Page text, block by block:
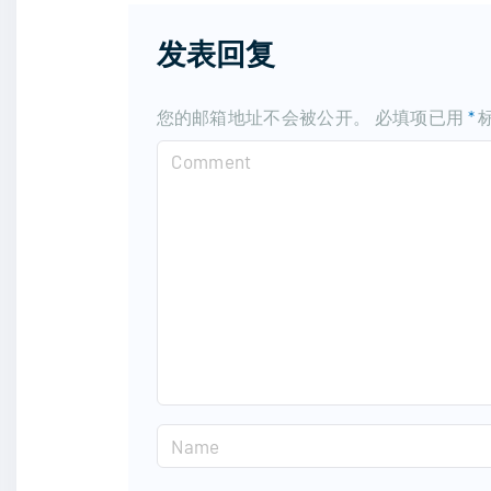
发表回复
您的邮箱地址不会被公开。 必填项已用 *
a